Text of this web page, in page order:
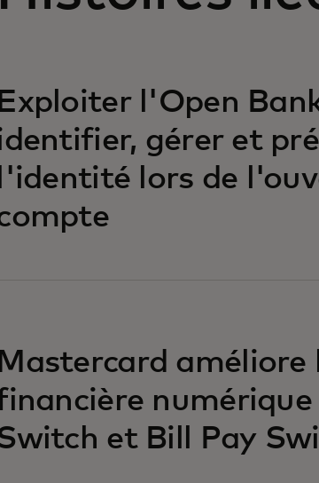
Exploiter l'Open
gérer et
l'identité lors de
Mastercard améliore
et Bill Pay